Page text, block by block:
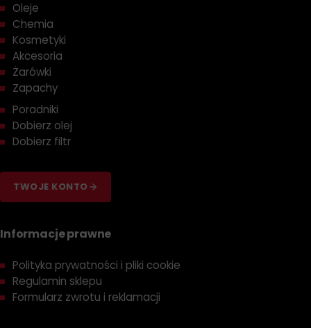
Oleje
Chemia
Kosmetyki
Akcesoria
Żarówki
Zapachy
Poradniki
Dobierz olej
Dobierz filtr
TWOJE KONTO
Informacje prawne
Polityka prywatności i pliki cookie
Regulamin sklepu
Formularz zwrotu i reklamacji